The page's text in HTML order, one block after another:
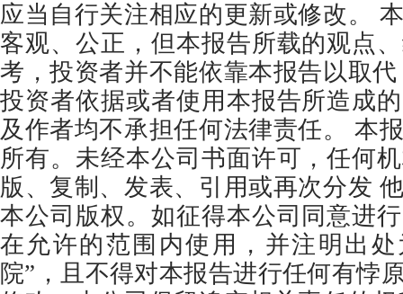
应当自行关注相应的更新或修改。
客观、公正，但本报告所载的观点
考，投资者并不能依靠本报告以取
投资者依据或者使用本报告所造成
及作者均不承担任何法律责任。 本
所有。未经本公司书面许可，任何
版、复制、发表、引用或再次分发
本公司版权。如征得本公司同意进
在允许的范围内使用，并注明出
院”，且不得对本报告进行任何有悖